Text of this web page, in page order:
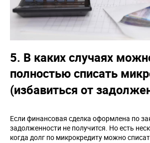
5. В каких случаях
полностью списать
(избавиться от
Если финансовая сделка оформлена по
задолженности не получится. Но есть
когда долг по микрокредиту можно